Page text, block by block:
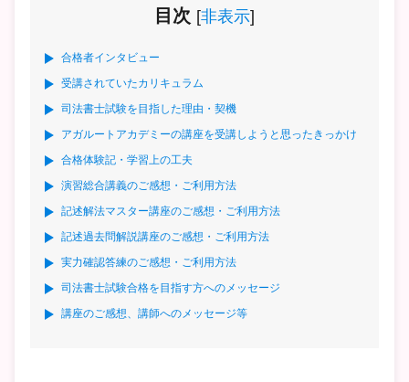
目次 [非表示]
合格者インタビュー
受講されていたカリキュラム
司法書士試験を目指した理由・契機
アガルートアカデミーの講座を受講しようと思ったきっかけ
合格体験記・学習上の工夫
演習総合講義のご感想・ご利用方法
記述解法マスター講座のご感想・ご利用方法
記述過去問解説講座のご感想・ご利用方法
実力確認答練のご感想・ご利用方法
司法書士試験合格を目指す方へのメッセージ
講座のご感想、講師へのメッセージ等